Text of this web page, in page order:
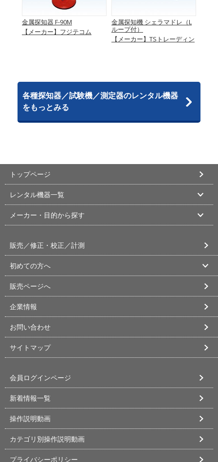
金属探知器 F-90M
【メーカー】フジテコム
金属探知機 シェラマドレ（L
ループ付）
【メーカー】TSトレーディン
各種探知器／試験機／測定器のレンタル機器
をもっとみる
トップページ
レンタル機器一覧
メーカー・目的から探す
販売／修正・校正／計測
初めての方へ
販売ページへ
企業情報
お問い合わせ
サイトマップ
会員ログインページ
新着情報一覧
操作説明動画
カテゴリ別操作説明動画
プライバシーポリシー